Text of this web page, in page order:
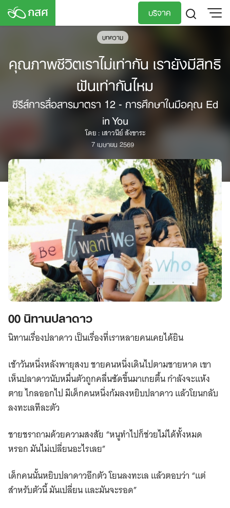
Skip
บริจาค
บทความ
คุณภาพชีวิตเราไม่เท่ากัน เรายังมีสิทธิ
ฝันเท่ากันไหม
ซีรีส์การสื่อสารมาตรา 12 - การศึกษาในมือคุณ Ed
in You
โดย : เสาวนีย์ สังขาระ
7 เมษายน 2569
00 นิทานปลาดาว
นิทานเรื่องปลาดาว เป็นเรื่องที่เราหลายคนเคยได้ยิน
เช้าวันหนึ่งหลังพายุสงบ ชายคนหนึ่งเดินไปตามชายหาด เขา
เห็นปลาดาวนับหมื่นตัวถูกคลื่นซัดขึ้นมาเกยตื้น กำลังจะแห้ง
ตาย ไกลออกไป มีเด็กคนหนึ่งก้มลงหยิบปลาดาว แล้วโยนกลับ
ลงทะเลทีละตัว
ชายชราถามด้วยความสงสัย “หนูทำไปก็ช่วยไม่ได้ทั้งหมด
หรอก มันไม่เปลี่ยนอะไรเลย”
เด็กคนนั้นหยิบปลาดาวอีกตัว โยนลงทะเล แล้วตอบว่า “แต่
สำหรับตัวนี้ มันเปลี่ยน และมันจะรอด”